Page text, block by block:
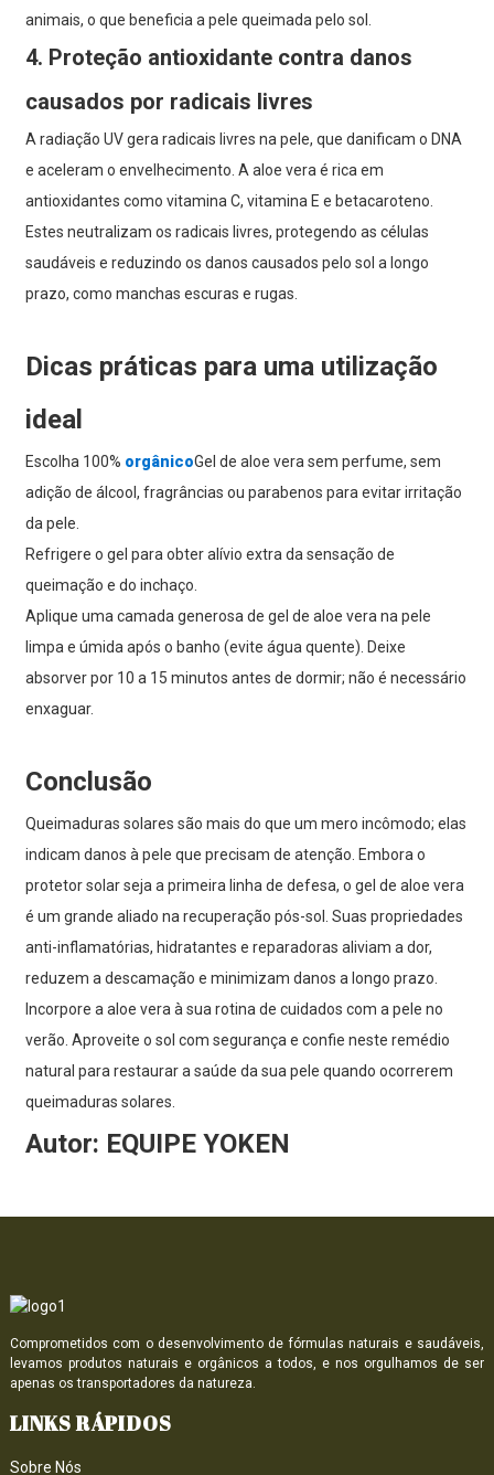
animais, o que beneficia a pele queimada pelo sol.
4. Proteção antioxidante contra danos
causados ​​por radicais livres
A radiação UV gera radicais livres na pele, que danificam o DNA
e aceleram o envelhecimento. A aloe vera é rica em
antioxidantes como vitamina C, vitamina E e betacaroteno.
Estes neutralizam os radicais livres, protegendo as células
saudáveis ​​e reduzindo os danos causados ​​pelo sol a longo
prazo, como manchas escuras e rugas.
Dicas práticas para uma utilização
ideal
Escolha 100% orgânicoGel de aloe vera sem perfume, sem
adição de álcool, fragrâncias ou parabenos para evitar irritação
da pele.
Refrigere o gel para obter alívio extra da sensação de
queimação e do inchaço.
Aplique uma camada generosa de gel de aloe vera na pele
limpa e úmida após o banho (evite água quente). Deixe
absorver por 10 a 15 minutos antes de dormir; não é necessário
enxaguar.
Conclusão
Queimaduras solares são mais do que um mero incômodo; elas
indicam danos à pele que precisam de atenção. Embora o
protetor solar seja a primeira linha de defesa, o gel de aloe vera
é um grande aliado na recuperação pós-sol. Suas propriedades
anti-inflamatórias, hidratantes e reparadoras aliviam a dor,
reduzem a descamação e minimizam danos a longo prazo.
Incorpore a aloe vera à sua rotina de cuidados com a pele no
verão. Aproveite o sol com segurança e confie neste remédio
natural para restaurar a saúde da sua pele quando ocorrerem
queimaduras solares.
Autor: EQUIPE YOKEN
Comprometidos com o desenvolvimento de fórmulas naturais e saudáveis,
levamos produtos naturais e orgânicos a todos, e nos orgulhamos de ser
apenas os transportadores da natureza.
LINKS RÁPIDOS
Sobre Nós